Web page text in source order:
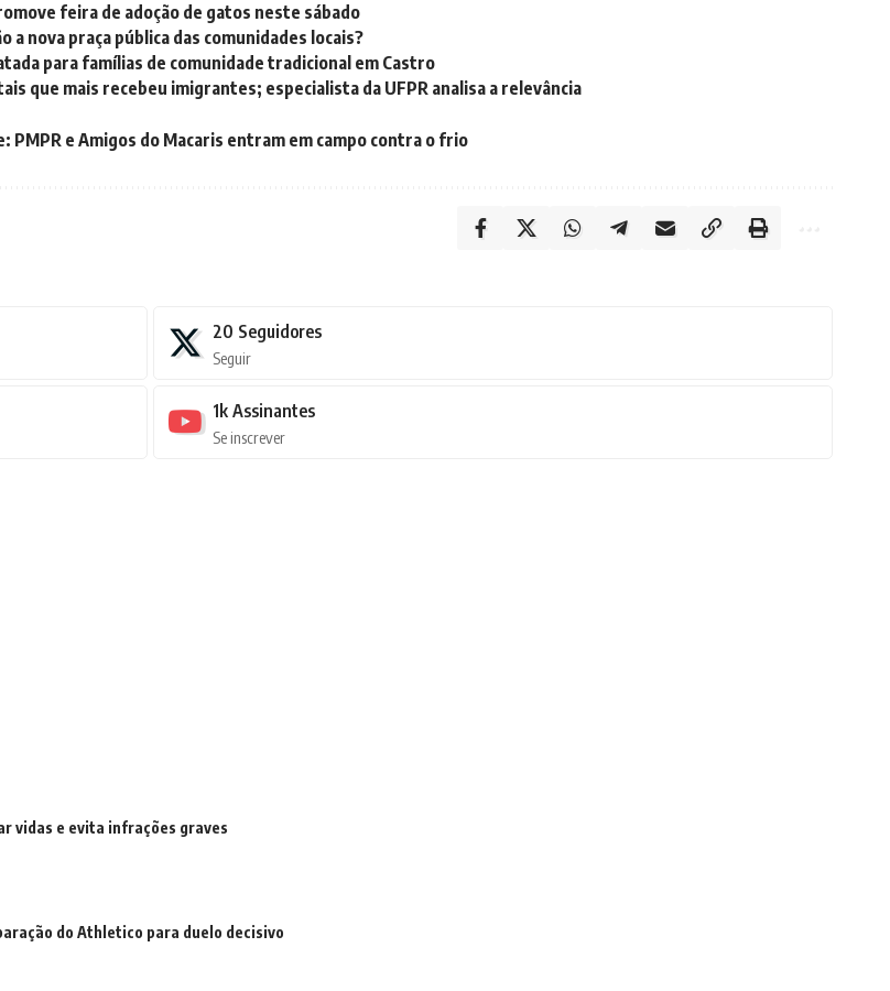
feira de adoção de gatos neste sábado
a nova praça pública das comunidades locais?
para famílias de comunidade tradicional em Castro
que mais recebeu imigrantes; especialista da UFPR analisa a relevância
PMPR e Amigos do Macaris entram em campo contra o frio
20 Seguidores
Seguir
1k Assinantes
Se inscrever
vidas e evita infrações graves
do Athletico para duelo decisivo